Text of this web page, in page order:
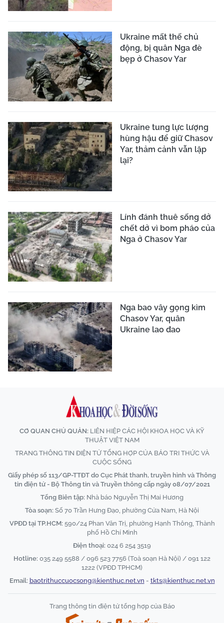
Ukraine mất thế chủ
động, bị quân Nga đè
bẹp ở Chasov Yar
Ukraine tung lực lượng
hùng hậu để giữ Chasov
Yar, thảm cảnh vẫn lặp
lại?
Lính đánh thuê sống dở
chết dở vì bom pháo của
Nga ở Chasov Yar
Nga bao vây gọng kìm
Chasov Yar, quân
Ukraine lao đao
CƠ QUAN CHỦ QUẢN: LIÊN HIỆP CÁC HỘI KHOA HỌC VÀ KỸ
THUẬT VIỆT NAM
TRANG THÔNG TIN ĐIỆN TỬ TỔNG HỢP CỦA BÁO TRI THỨC VÀ
CUỘC SỐNG
Giấy phép số 113/GP-TTĐT do Cục Phát thanh, truyền hình và Thông
tin điện tử - Bộ Thông tin và Truyền thông cấp ngày 08/07/2021
Tổng Biên tập: Nhà báo Nguyễn Thị Mai Hương
Tòa soạn: Số 70 Trần Hưng Đạo, phường Cửa Nam, Hà Nội
VPĐD tại TP.HCM: 590/24 Phan Văn Trị, phường Hạnh Thông, Thành
phố Hồ Chí Minh
Điện thoại: 024 6 254 3519
Hotline: 035 249 5588 / 096 523 7756 (Toà soạn Hà Nội) / 091 122
1222 (VPĐD TPHCM)
Email: baotrithuccuocsong@kienthuc.net.vn - tkts@kienthuc.net.vn
Trang thông tin điện tử tổng hợp của Báo